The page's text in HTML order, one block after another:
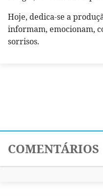
Hoje, dedica-se a
informam, emocionam,
sorrisos.
COMENTÁRIOS